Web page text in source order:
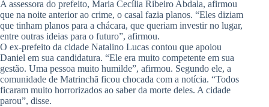
A assessora do prefeito, Maria Cecília Ribeiro Abdala, afirmou
que na noite anterior ao crime, o casal fazia planos. “Eles diziam
que tinham planos para a chácara, que queriam investir no lugar,
entre outras ideias para o futuro”, afirmou.
O ex-prefeito da cidade Natalino Lucas contou que apoiou
Daniel em sua candidatura. “Ele era muito competente em sua
gestão. Uma pessoa muito humilde”, afirmou. Segundo ele, a
comunidade de Matrinchã ficou chocada com a notícia. “Todos
ficaram muito horrorizados ao saber da morte deles. A cidade
parou”, disse.